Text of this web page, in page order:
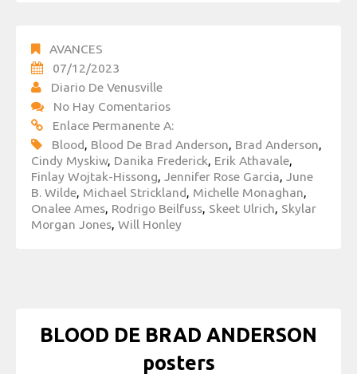
AVANCES
07/12/2023
Diario De Venusville
No Hay Comentarios
Enlace Permanente A:
Blood, Blood De Brad Anderson, Brad Anderson,
Cindy Myskiw, Danika Frederick, Erik Athavale,
Finlay Wojtak-Hissong, Jennifer Rose Garcia, June
B. Wilde, Michael Strickland, Michelle Monaghan,
Onalee Ames, Rodrigo Beilfuss, Skeet Ulrich, Skylar
Morgan Jones, Will Honley
BLOOD DE BRAD ANDERSON
posters